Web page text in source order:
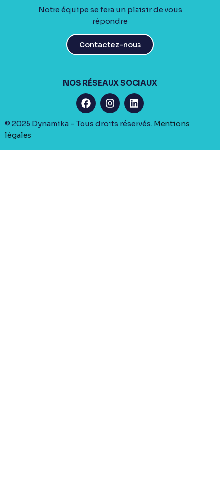
Notre équipe se fera un plaisir de vous
répondre
Contactez-nous
NOS RÉSEAUX SOCIAUX
© 2025 Dynamika – Tous droits réservés. Mentions
légales